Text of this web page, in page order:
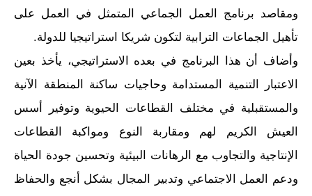
ومقاصد برنامج العمل الجماعي المتمثل في العمل على
تأهيل الجماعات الترابية لتكون شريكا استراتيجيا للدولة.
وأضاف أن هذا البرنامج في بعده الاستراتيجي، يأخذ بعين
الاعتبار التنمية المستدامة وحاجيات ساكنة المنطقة الآنية
والمستقبلية في مختلف القطاعات الحيوية وتوفير أسس
العيش الكريم لهم ومقاربة النوع ومواكبة القطاعات
الإنتاجية والتجاوب مع الرهانات البيئية وتحسين جودة الحياة
ودعم العمل الاجتماعي وتدبير المجال بشكل أنجع والحفاظ